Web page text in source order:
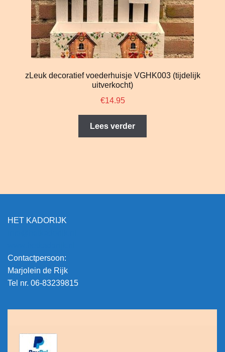
zLeuk decoratief voederhuisje VGHK003 (tijdelijk
uitverkocht)
€14.95
Lees verder
HET KADORIJK
Contactpersoon:
Marjolein de Rijk
Tel nr. 06-83239815